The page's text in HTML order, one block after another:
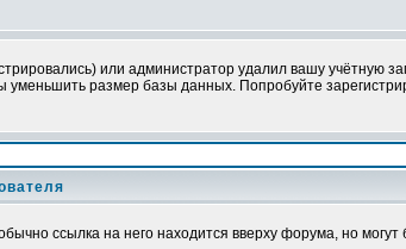
или администратор удалил вашу учётную
размер базы данных. Попробуйте
ссылка на него находится вверху форума, но